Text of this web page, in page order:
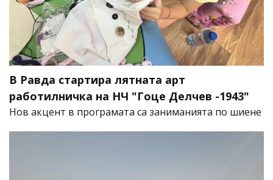
В Равда стартира лятната арт
работилничка на НЧ "Гоце Делчев -1943"
Нов акцент в програмата са заниманията по шиене